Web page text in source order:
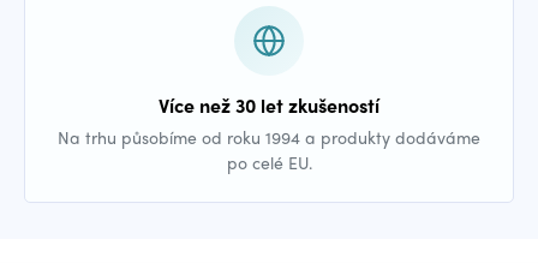
Více než 30 let zkušeností
Na trhu působíme od roku 1994 a produkty dodáváme
po celé EU.